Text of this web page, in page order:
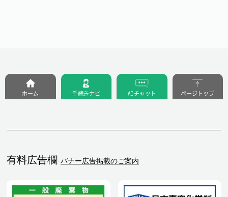
有料広告欄 バナー広告掲載のご案内
ホーム 手続きナビ AIチャット ページトップ